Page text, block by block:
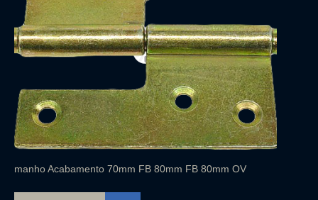
manho Acabamento 70mm FB 80mm FB 80mm OV